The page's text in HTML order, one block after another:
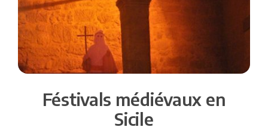
Féstivals médiévaux en
Sicile